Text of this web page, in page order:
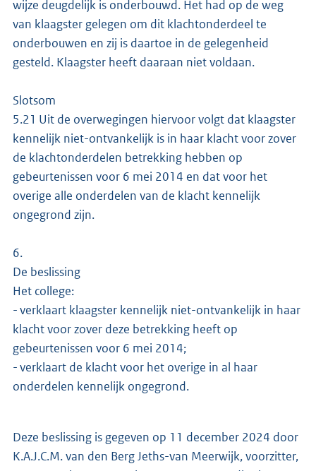
wijze deugdelijk is onderbouwd. Het had op de weg
van klaagster gelegen om dit klachtonderdeel te
onderbouwen en zij is daartoe in de gelegenheid
gesteld. Klaagster heeft daaraan niet voldaan.
Slotsom
5.21 Uit de overwegingen hiervoor volgt dat klaagster
kennelijk niet-ontvankelijk is in haar klacht voor zover
de klachtonderdelen betrekking hebben op
gebeurtenissen voor 6 mei 2014 en dat voor het
overige alle onderdelen van de klacht kennelijk
ongegrond zijn.
6.
De beslissing
Het college:
- verklaart klaagster kennelijk niet-ontvankelijk in haar
klacht voor zover deze betrekking heeft op
gebeurtenissen voor 6 mei 2014;
- verklaart de klacht voor het overige in al haar
onderdelen kennelijk ongegrond.
Deze beslissing is gegeven op 11 december 2024 door
K.A.J.C.M. van den Berg Jeths-van Meerwijk, voorzitter,